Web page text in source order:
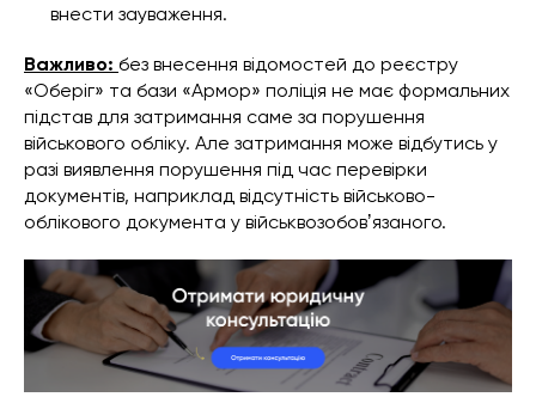
внести зауваження.
Важливо: без внесення відомостей до реєстру
«Оберіг» та бази «Армор» поліція не має формальних
підстав для затримання саме за порушення
військового обліку. Але затримання може відбутись у
разі виявлення порушення під час перевірки
документів, наприклад відсутність військово-
облікового документа у військвозобовʼязаного.